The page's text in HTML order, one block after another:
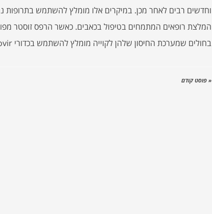
וחדשים רבים לאחר מכן. במיקרים אלו מומלץ להשתמש בתרופות
המלצת רופאים המתמחים בטיפול בכאבים. כאשר הרפס זוסטר
בחולים שמערכת החיסון שלהן לקוייה מומלץ להשתמש בכדורי acyclovir או בעירוי התרופה לווריד.
« פוסט קודם